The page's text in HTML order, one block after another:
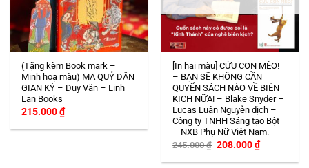
(Tặng kèm Book mark –
Minh hoạ màu) MA QUỶ DÂN
GIAN KÝ – Duy Văn – Linh
Lan Books
215.000₫
[In hai màu] CỨU CON MÈO!
– BẠN SẼ KHÔNG CẦN
QUYỂN SÁCH NÀO VỀ BIÊN
KỊCH NỮA! – Blake Snyder –
Lucas Luân Nguyễn dịch –
Công ty TNHH Sáng tạo Bột
– NXB Phụ Nữ Việt Nam.
245.000₫ Giá
là:
208.000₫Giá
hiện
tại